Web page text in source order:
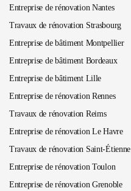
Entreprise de rénovation Nantes
Travaux de rénovation Strasbourg
Entreprise de bâtiment Montpellier
Entreprise de bâtiment Bordeaux
Entreprise de bâtiment Lille
Entreprise de rénovation Rennes
Travaux de rénovation Reims
Entreprise de rénovation Le Havre
Travaux de rénovation Saint-Étienne
Entreprise de rénovation Toulon
Entreprise de rénovation Grenoble